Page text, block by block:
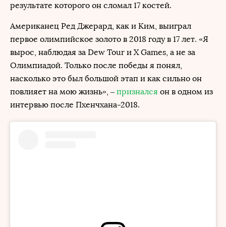
результате которого он сломал 17 костей.
Американец Ред Джерард, как и Ким, выиграл
первое олимпийское золото в 2018 году в 17 лет. «Я
вырос, наблюдая за Dew Tour и X Games, а не за
Олимпиадой. Только после победы я понял,
насколько это был большой этап и как сильно он
повлияет на мою жизнь», – признался он в одном из
интервью после Пхенчхана-2018.